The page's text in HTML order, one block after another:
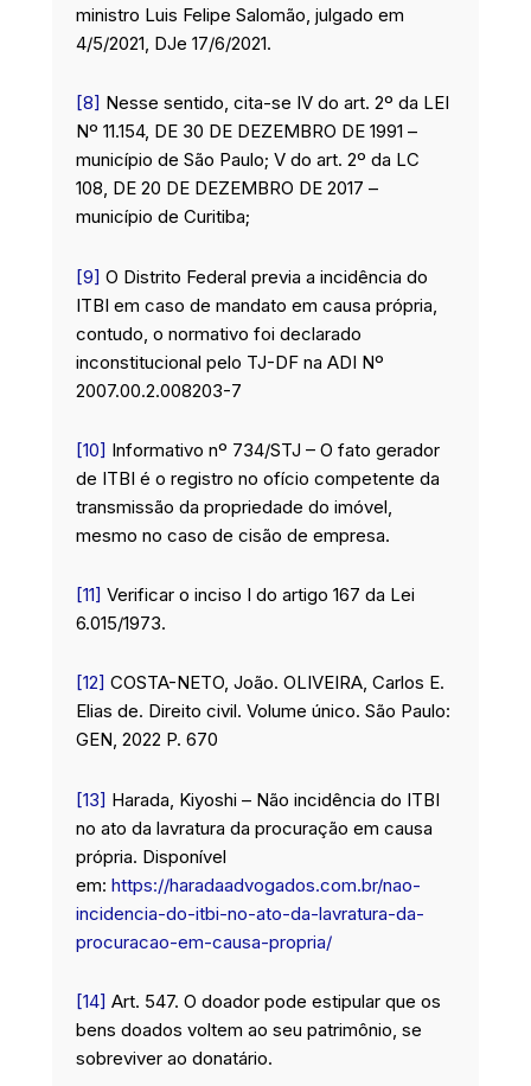
ministro Luis Felipe Salomão, julgado em
4/5/2021, DJe 17/6/2021.
[8] Nesse sentido, cita-se IV do art. 2º da LEI
Nº 11.154, DE 30 DE DEZEMBRO DE 1991 –
município de São Paulo; V do art. 2º da LC
108, DE 20 DE DEZEMBRO DE 2017 –
município de Curitiba;
[9] O Distrito Federal previa a incidência do
ITBI em caso de mandato em causa própria,
contudo, o normativo foi declarado
inconstitucional pelo TJ-DF na ADI Nº
2007.00.2.008203-7
[10] Informativo nº 734/STJ – O fato gerador
de ITBI é o registro no ofício competente da
transmissão da propriedade do imóvel,
mesmo no caso de cisão de empresa.
[11] Verificar o inciso I do artigo 167 da Lei
6.015/1973.
[12] COSTA-NETO, João. OLIVEIRA, Carlos E.
Elias de. Direito civil. Volume único. São Paulo:
GEN, 2022 P. 670
[13] Harada, Kiyoshi – Não incidência do ITBI
no ato da lavratura da procuração em causa
própria. Disponível
em: https://haradaadvogados.com.br/nao-
incidencia-do-itbi-no-ato-da-lavratura-da-
procuracao-em-causa-propria/
[14] Art. 547. O doador pode estipular que os
bens doados voltem ao seu patrimônio, se
sobreviver ao donatário.